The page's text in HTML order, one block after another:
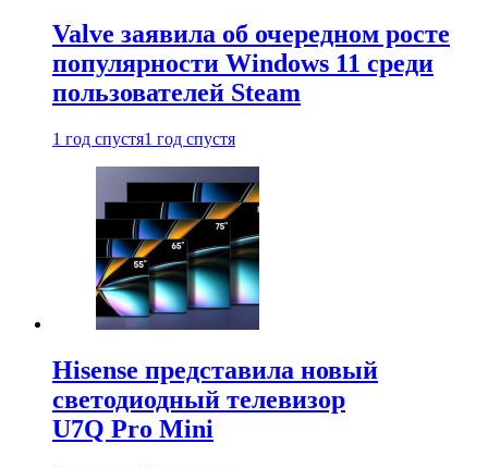
Valve заявила об очередном росте
популярности Windows 11 среди
пользователей Steam
1 год спустя1 год спустя
Hisense представила новый
светодиодный телевизор
U7Q Pro Mini